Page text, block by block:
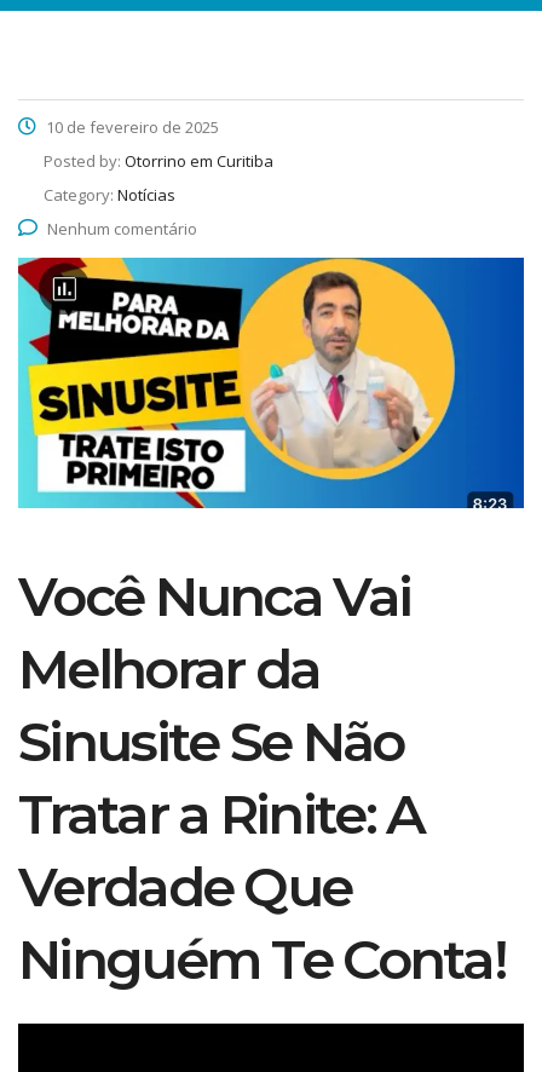
10 de fevereiro de 2025
Posted by: Otorrino em Curitiba
Category: Notícias
Nenhum comentário
Você Nunca Vai
Melhorar da
Sinusite Se Não
Tratar a Rinite: A
Verdade Que
Ninguém Te Conta!